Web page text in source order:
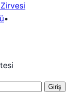
•
Giriş